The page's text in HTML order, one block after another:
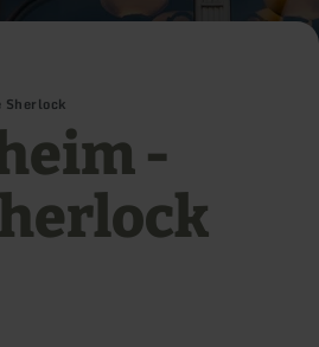
Sherlock
-